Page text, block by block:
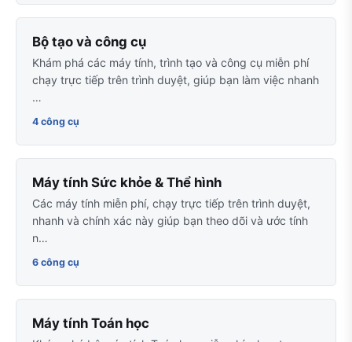
Bộ tạo và công cụ
Khám phá các máy tính, trình tạo và công cụ miễn phí
chạy trực tiếp trên trình duyệt, giúp bạn làm việc nhanh
…
4 công cụ
Máy tính Sức khỏe & Thể hình
Các máy tính miễn phí, chạy trực tiếp trên trình duyệt,
nhanh và chính xác này giúp bạn theo dõi và ước tính
n…
6 công cụ
Máy tính Toán học